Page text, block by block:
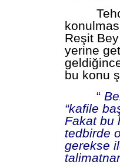
Tehcir
Reşit
yerine
bu konu
“
“kafile
Fakat bu
tedbirde
gerekse